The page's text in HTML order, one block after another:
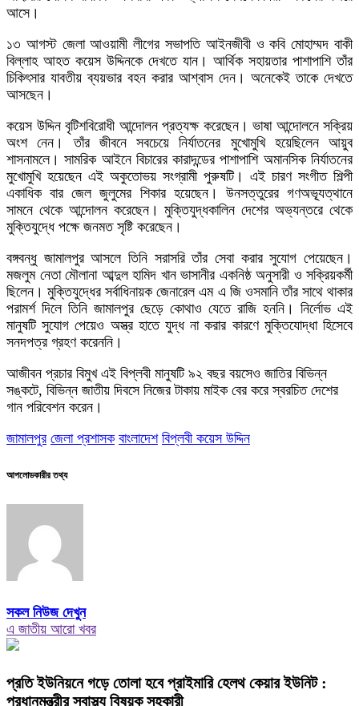
আসে।
১৩ আগস্ট জেলা আওয়ামী লীগের সভাপতি আইনজীবী ও কবি মোহাম্মদ বাকী
বিল্লাহ আহত কয়েস উদ্দিনকে দেখতে যান। আর্থিক সহায়তার পাশাপাশি তাঁর
চিকিৎসার যাবতীয় ব্যয়ভার বহন করার আশ্বাস দেন। অনেকেই তাকে দেখতে
আসছেন।
কয়েস উদ্দিন বৃটিশবিরোধী আন্দোলন প্রত্যক্ষ করেছেন। ভাষা আন্দোলনে সক্রিয়
অংশ নেন। তাঁর জীবনে সবচেয়ে নির্যাতনের মুখোমুখি হয়েছিলেন আয়ুব
শাসনামলে। সামরিক আইনে বিচারের কারাদন্ডের পাশাপাশি অমানসিক নির্যাতনের
মুখোমুখি হয়েছেন এই অকুতোভয় সংগ্রামী পুরুষটি। এই চারণ সংগীত শিল্পী
একাধিক বার জেল জুলুমের শিকার হয়েছেন। উনসত্তুরের গণঅভ্যূত্থানে
সামনে থেকে আন্দোলন করেছেন। মুক্তিযুদ্ধকালিন দেশের অভ্যন্তরে থেকে
মুক্তিযুদ্ধে পক্ষে জনমত সৃষ্টি করেছেন।
বঙ্গবন্ধু জামালপুর আসলে তিনি সরাসরি তাঁর সেবা করার সুযোগ পেয়েছেন।
মজলুম নেতা মৌলানা আব্দুল হামিদ খান ভাসানীর একনিষ্ঠ অনুসারী ও সক্রিয়কর্মী
ছিলেন। মুক্তিযুদ্ধের সর্বাধিনায়ক জেনারেল এম এ জি ওসমানি তাঁর সাথে থাকার
পরামর্শ দিলে তিনি জামালপুর ছেড়ে কোথাও যেতে রাজি হননি। নির্লোভ এই
মানুষটি সুযোগ পেয়েও অস্ত্র হাতে যুদ্ধ না করার কারণে মুক্তিযোদ্ধা হিসেবে
সনদপত্র গ্রহণ করেননি।
আজীবন প্রচার বিমুখ এই বিপ্লবী মানুষটি ৯২ বছর বয়সেও জাতির বিভিন্ন
সঙ্কটে, বিভিন্ন জাতীয় দিবসে নিজের টাকায় মাইক বের করে স্বরচিত দেশের
গান পরিবেশন করেন।
জামালপুর জেলা প্রশাসক বাংলাদেশ বিপ্লবী কয়েস উদ্দিন
আপলোডকারীর তথ্য
সকল নিউজ দেখুন
এ জাতীয় আরো খবর
প্রতি ইউনিয়নে গড়ে তোলা হবে প্রাইমারি হেলথ কেয়ার ইউনিট :
প্রধানমন্ত্রীর স্বাস্থ্য বিষয়ক সহকারী